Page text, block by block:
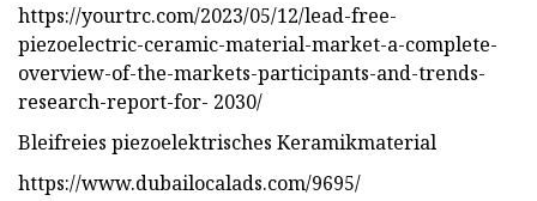
https://yourtrc.com/2023/05/12/lead-free-
piezoelectric-ceramic-material-market-a-complete-
overview-of-the-markets-participants-and-trends-
research-report-for- 2030/
Bleifreies piezoelektrisches Keramikmaterial
https://www.dubailocalads.com/9695/